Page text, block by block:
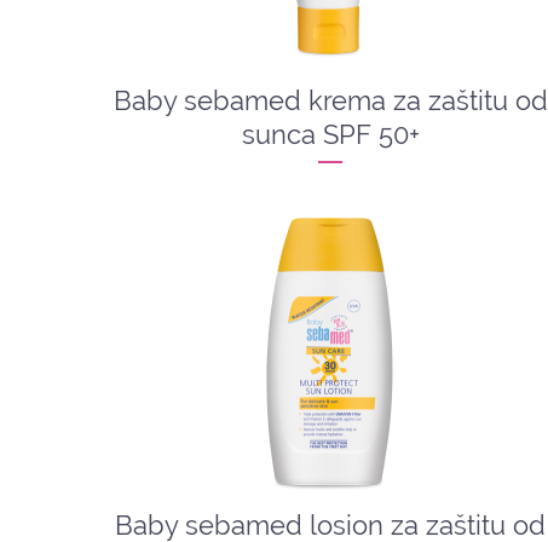
Baby sebamed krema za zaštitu od
sunca SPF 50+
Baby sebamed losion za zaštitu od